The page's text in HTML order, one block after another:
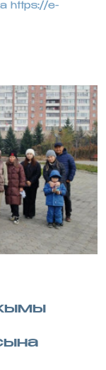
https://e-